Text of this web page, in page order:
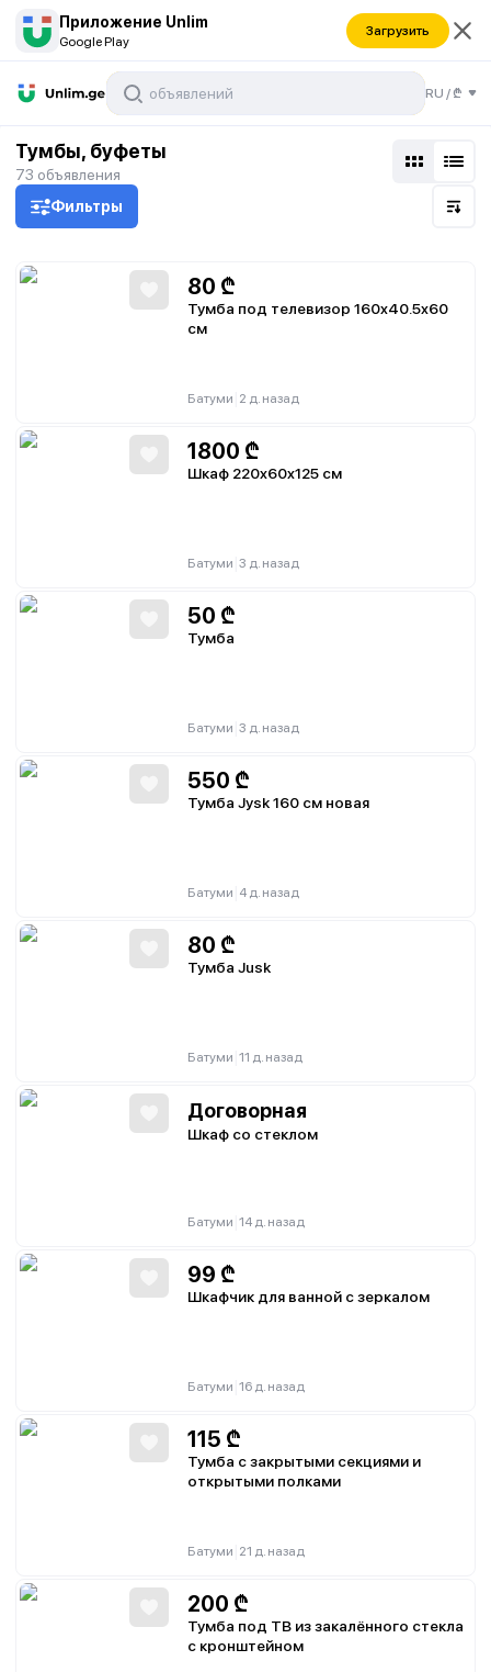
Приложение Unlim
Google Play
Загрузить
RU /₾
Тумбы, буфеты
73 объявления
Фильтры
80 ₾
Тумба под телевизор 160x40.5x60
см
Батуми 2 д. назад
1800 ₾
Шкаф 220x60x125 см
Батуми 3 д. назад
50 ₾
Тумба
Батуми 3 д. назад
550 ₾
Тумба Jysk 160 см новая
Батуми 4 д. назад
80 ₾
Тумба Jusk
Батуми 11 д. назад
Договорная
Шкаф со стеклом
Батуми 14 д. назад
99 ₾
Шкафчик для ванной с зеркалом
Батуми 16 д. назад
115 ₾
Тумба с закрытыми секциями и
открытыми полками
Батуми 21 д. назад
200 ₾
Тумба под ТВ из закалённого стекла
с кронштейном